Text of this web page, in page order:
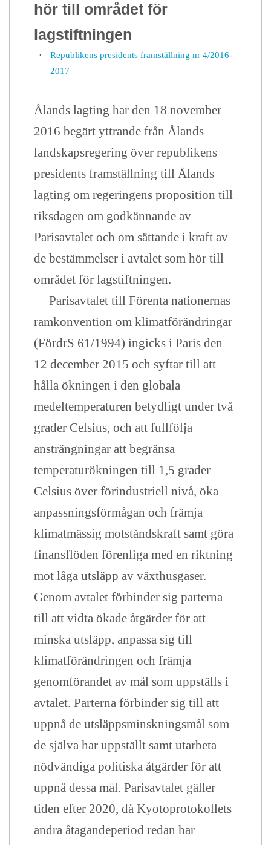
hör till området för
lagstiftningen
·
Republikens presidents framställning nr 4/2016-
2017
Ålands lagting har den 18 november
2016 begärt yttrande från Ålands
landskapsregering över republikens
presidents framställning till Ålands
lagting om regeringens proposition till
riksdagen om godkännande av
Parisavtalet och om sättande i kraft av
de bestämmelser i avtalet som hör till
området för lagstiftningen.
Parisavtalet till Förenta nationernas
ramkonvention om klimatförändringar
(FördrS 61/1994) ingicks i Paris den
12 december 2015 och syftar till att
hålla ökningen i den globala
medeltemperaturen betydligt under två
grader Celsius, och att fullfölja
ansträngningar att begränsa
temperaturökningen till 1,5 grader
Celsius över förindustriell nivå, öka
anpassningsförmågan och främja
klimatmässig motståndskraft samt göra
finansflöden förenliga med en riktning
mot låga utsläpp av växthusgaser.
Genom avtalet förbinder sig parterna
till att vidta ökade åtgärder för att
minska utsläpp, anpassa sig till
klimatförändringen och främja
genomförandet av mål som uppställs i
avtalet. Parterna förbinder sig till att
uppnå de utsläppsminskningsmål som
de själva har uppställt samt utarbeta
nödvändiga politiska åtgärder för att
uppnå dessa mål. Parisavtalet gäller
tiden efter 2020, då Kyotoprotokollets
andra åtagandeperiod redan har